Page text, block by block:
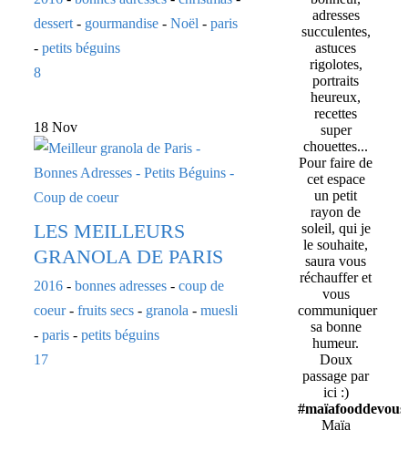
dessert - gourmandise - Noël - paris
- petits béguins
8
18 Nov
LES MEILLEURS
GRANOLA DE PARIS
2016 - bonnes adresses - coup de
coeur- fruits secs - granola - muesli
- paris - petits béguins
17
adresses
succulentes,
astuces
rigolotes,
portraits
heureux,
recettes
super
chouettes...
Pour faire de
cet espace
un petit
rayon de
soleil, qui je
le souhaite,
saura vous
réchauffer et
vous
communiquer
sa bonne
humeur.
Doux
passage par
ici :)
#maïafooddevous
Maïa